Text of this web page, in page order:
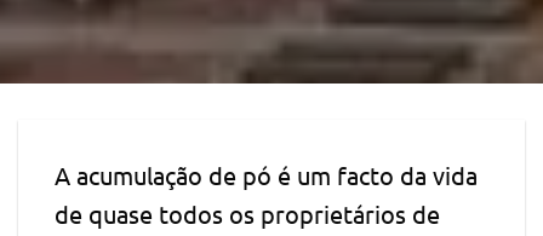
A acumulação de pó é um facto da vida
de quase todos os proprietários de